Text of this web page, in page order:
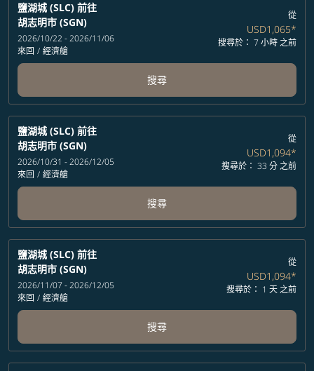
鹽湖城 (SLC) 前往
胡志明市 (SGN)
2026/10/22 - 2026/11/06
來回 / 經濟艙
從
USD1,065*
搜尋於： 7 小時 之前
搜尋
鹽湖城 (SLC) 前往
胡志明市 (SGN)
2026/10/31 - 2026/12/05
來回 / 經濟艙
從
USD1,094*
搜尋於： 33 分 之前
搜尋
鹽湖城 (SLC) 前往
胡志明市 (SGN)
2026/11/07 - 2026/12/05
來回 / 經濟艙
從
USD1,094*
搜尋於： 1 天 之前
搜尋